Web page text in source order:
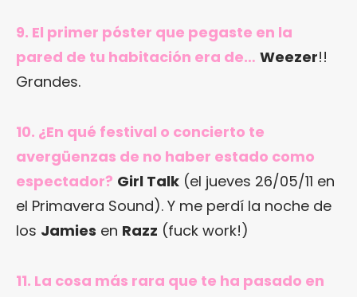
9. El primer póster que pegaste en la
pared de tu habitación era de… Weezer!!
Grandes.
10. ¿En qué festival o concierto te
avergüenzas de no haber estado como
espectador? Girl Talk (el jueves 26/05/11 en
el Primavera Sound). Y me perdí la noche de
los Jamies en Razz (fuck work!)
11. La cosa más rara que te ha pasado en